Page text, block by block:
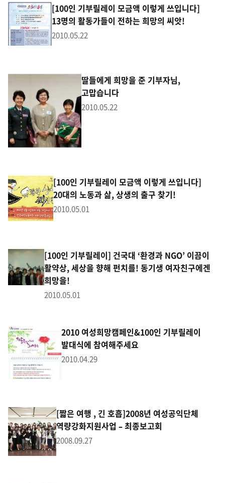
[100인 기부릴레이 모금액 이렇게 쓰입니다]
13명의 활동가들이 전하는 희망의 씨앗!
2010.05.22
딸들에게 희망을 준 기부자님,
고맙습니다
2010.05.22
[100인 기부릴레이 모금액 이렇게 쓰입니다]
20대의 노동과 삶, 상생의 출구 찾기!
2010.05.01
[100인 기부릴레이] 건국대 ‘환경과 NGO’ 이끔이
활약상, 세상을 향해 펀치를! 동기생 여자친구에겐
희망을!
2010.05.01
2010 여성희망캠페인&100인 기부릴레이
발대식에 참여해주세요
2010.04.29
[짧은 여행 , 긴 호흡]2008년 여성공익단체
역량강화지원사업 – 최종보고회
2008.09.27